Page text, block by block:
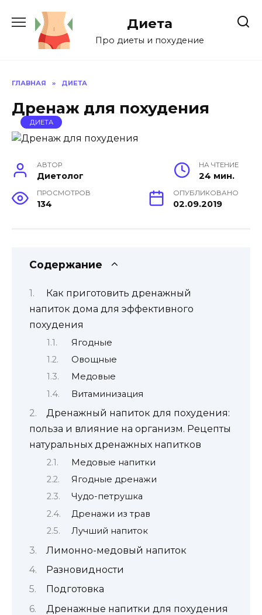
содержанию
Диета
Про диеты и похудение
ГЛАВНАЯ » ДИЕТА
Дренаж для похудения
ДИЕТА
АВТОР
Диетолог
НА ЧТЕНИЕ
24 мин.
ПРОСМОТРОВ
134
ОПУБЛИКОВАНО
02.09.2019
Содержание
Как приготовить дренажный
напиток дома для эффективного
похудения
Ягодные
Овощные
Медовые
Витаминизация
Дренажный напиток для похудения:
польза и влияние на организм. Рецепты
натуральных дренажных напитков
Медовые напитки
Ягодные дренажи
Чудо-петрушка
Дренажи из трав
Лучший напиток
Лимонно-медовый напиток
Разновидности
Подготовка
Дренажные напитки для похудения